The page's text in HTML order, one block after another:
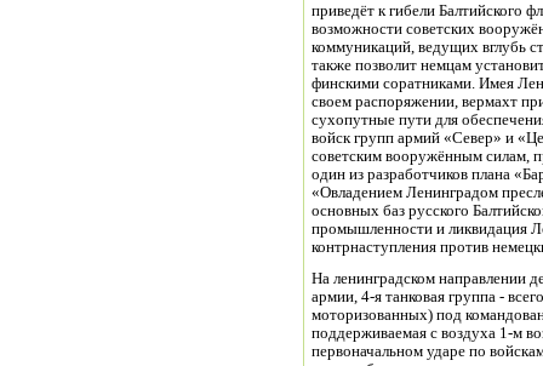
приведёт к гибели Балтийского
возможности советских
коммуникаций, ведущих вглубь
также позволит немцам
финскими соратниками. Имея
своем распоряжении, вермахт
сухопутные пути для
войск групп армий «Север» и
советским вооружённым силам,
один из разработчиков плана
«Овладением Ленинградом
основных баз русского
промышленности и ликвидация
контрнаступления против
На ленинградском направлении
армии, 4-я танковая группа -
моторизованных) под
поддерживаемая с воздуха 1-м
первоначальном ударе по